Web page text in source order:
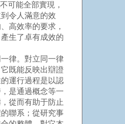
可能全部實現，
令人滿意的效
高效率的要求，
生了卓有成效的
律。對立同一律
既能反映出辯證
運行過程是以認
是通過概念等一
從而有助于防止
聯系；從研究事